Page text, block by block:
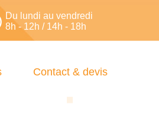
Du lundi au vendredi
8h - 12h / 14h - 18h
Contact & devis